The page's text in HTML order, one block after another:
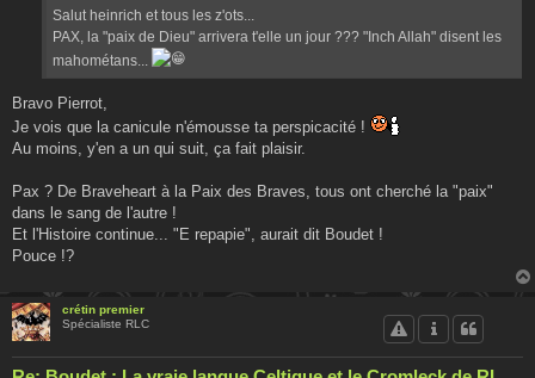
Salut heinrich et tous les z'ots...
PAX, la "paix de Dieu" arrivera t'elle un jour ??? "Inch Allah" disent les
mahométans...
Bravo Pierrot,
Je vois que la canicule n'émousse ta perspicacité !
Au moins, y'en a un qui suit, ça fait plaisir.
Pax ? De Braveheart à la Paix des Braves, tous ont cherché la "paix"
dans le sang de l'autre !
Et l'Histoire continue... "E repapie", aurait dit Boudet !
Pouce !?
crétin premier
Spécialiste RLC